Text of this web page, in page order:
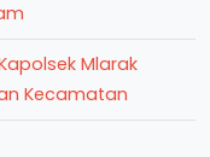
Mlarak
Kecamatan